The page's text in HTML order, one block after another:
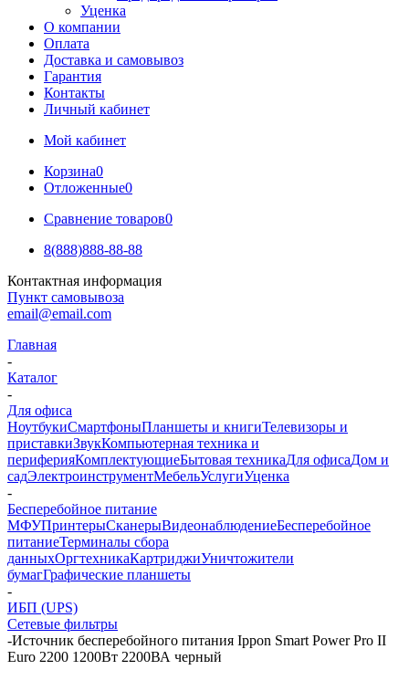
Уценка
О компании
Оплата
Доставка и самовывоз
Гарантия
Контакты
Личный кабинет
Мой кабинет
Корзина0
Отложенные0
Сравнение товаров0
8(888)888-88-88
Контактная информация
Пункт самовывоза
email@email.com
Главная
-
Каталог
-
Для офиса
НоутбукиСмартфоныПланшеты и книгиТелевизоры и
приставкиЗвукКомпьютерная техника и
периферияКомплектующиеБытовая техникаДля офисаДом и
садЭлектроинструментМебельУслугиУценка
-
Бесперебойное питание
МФУПринтерыСканерыВидеонаблюдениеБесперебойное
питаниеТерминалы сбора
данныхОргтехникаКартриджиУничтожители
бумагГрафические планшеты
-
ИБП (UPS)
Сетевые фильтры
-Источник бесперебойного питания Ippon Smart Power Pro II
Euro 2200 1200Вт 2200ВА черный